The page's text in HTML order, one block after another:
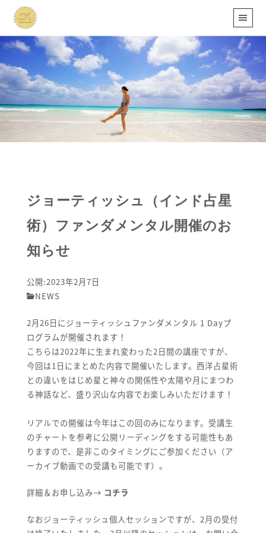
ジョーティッシュ（インド占星
術）ファンダメンタル開催のお
知らせ
公開:2023年2月7日
NEWS
2月26日にジョーティッシュファンダメンタル 1 Dayプ
ログラムが開催されます！
こちらは2022年に生まれ変わった2日間の講座ですが、
今回は1日にまとめた内容で開催いたします。西洋占星術
との違いをはじめ星と神々の関係性や太陽や月にまつわ
る神話など、盛り沢山な内容でお楽しみいただけます！
リアルでの開催は今年はこの回のみになります。受講生
のチャートを参考に公開リーディングをする可能性もあ
りますので、是非このタイミングにご参加ください（ア
ーカイブ動画での受講も可能です）。
詳細＆お申し込み→ コチラ
なおジョーティッシュ個人セッションですが、2月の受付
は終了いたしました。3月以降のセッションは、お問い合